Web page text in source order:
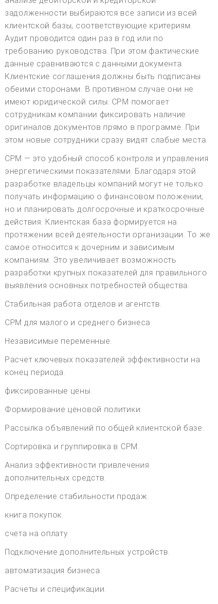
задолженности выбираются все записи из всей
клиентской базы, соответствующие критериям.
Аудит проводится один раз в год или по
требованию руководства. При этом фактические
данные сравниваются с данными документа.
Клиентские соглашения должны быть подписаны
обеими сторонами. В противном случае они не
имеют юридической силы. CPM помогает
сотрудникам компании фиксировать наличие
оригиналов документов прямо в программе. При
этом новые сотрудники сразу видят слабые места.
CPM — это удобный способ контроля и управления
энергетическими показателями. Благодаря этой
разработке владельцы компаний могут не только
получать информацию о финансовом положении,
но и планировать долгосрочные и краткосрочные
действия. Клиентская база формируется на
протяжении всей деятельности организации. То же
самое относится к дочерним и зависимым
компаниям. Это увеличивает возможность
разработки крупных показателей для правильного
выявления основных потребностей общества.
Стабильная работа отделов и агентств.
CPM для малого и среднего бизнеса.
Независимые переменные.
Расчет ключевых показателей эффективности на
конец периода.
фиксированные цены.
Формирование ценовой политики.
Рассылка объявлений по общей клиентской базе.
Сортировка и группировка в CPM.
Анализ эффективности привлечения
дополнительных средств.
Определение стабильности продаж.
книга покупок.
счета на оплату.
Подключение дополнительных устройств.
автоматизация бизнеса.
Расчеты и спецификации.